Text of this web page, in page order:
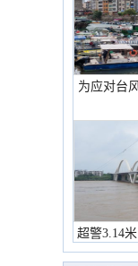
为应对台
超警3.14